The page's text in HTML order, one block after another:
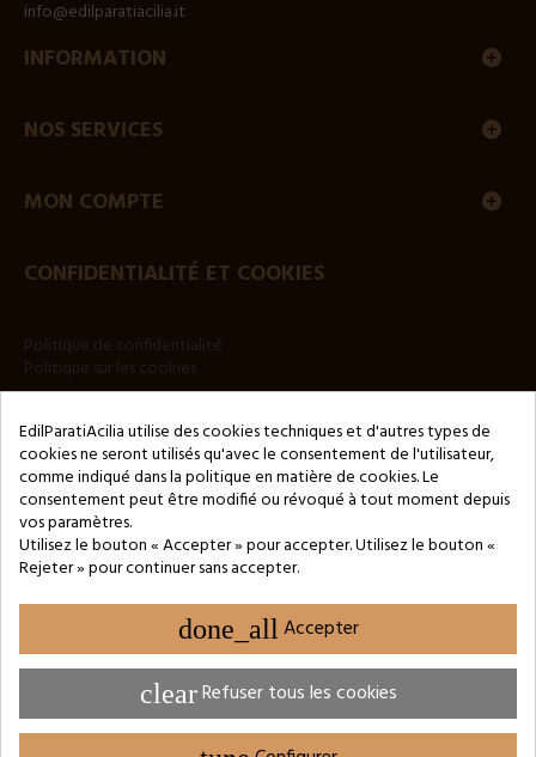
info@edilparatiacilia.it
INFORMATION
NOS SERVICES
MON COMPTE
CONFIDENTIALITÉ ET COOKIES
Copyright © 2024 by 3Enne s.r.l.s. P.IVA/C.F.: 13466181008
Numéro d'enregistrement REA : RM-1449325 - Registre du
Commerce de Rome
Website Developed by M.Borzacchini - TestSide
EdilParatiAcilia utilise des cookies techniques et d'autres types de
cookies ne seront utilisés qu'avec le consentement de l'utilisateur,
comme indiqué dans la politique en matière de cookies. Le
consentement peut être modifié ou révoqué à tout moment depuis
vos paramètres.
Utilisez le bouton « Accepter » pour accepter. Utilisez le bouton «
Rejeter » pour continuer sans accepter.
done_all Accepter
clearRefuser tous les cookies